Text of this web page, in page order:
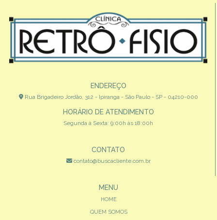
ENDEREÇO
Rua Brigadeiro Jordão, 312 - Ipiranga - São Paulo - SP - 04210-000
HORÁRIO DE ATENDIMENTO
Segunda à Sexta: 9:00h às 18:00h
CONTATO
contato@buscacliente.com.br
MENU
HOME
QUEM SOMOS